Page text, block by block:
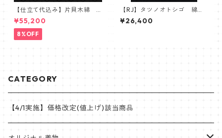
【仕立て代込み】片貝木綿
紺仁 チェック ホワイト
ピンク グリーン
¥55,200
8%OFF
【RJ】タツノオトシゴ 綿ゆ
かた 浴衣 Robe Japonica
¥26,400
CATEGORY
【4/1実施】価格改定(値上げ)該当商品